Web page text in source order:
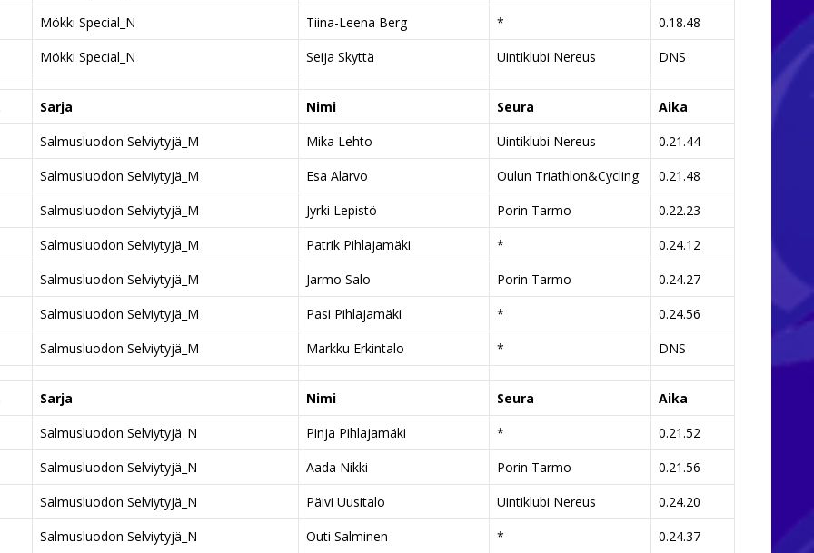
Mökki Special_N
Tiina-Leena Berg *
0.18.48
Mökki Special_N
Seija Skyttä Uintiklubi Nereus DNS
Sarja Nimi Seura
Aika
Salmusluodon Selviytyjä_M
Mika Lehto Uintiklubi Nereus
0.21.44
Salmusluodon Selviytyjä_M
Esa Alarvo Oulun Triathlon&Cycling
0.21.48
Salmusluodon Selviytyjä_M
Jyrki Lepistö Porin Tarmo
0.22.23
Salmusluodon Selviytyjä_M
Patrik Pihlajamäki *
0.24.12
Salmusluodon Selviytyjä_M
Jarmo Salo Porin Tarmo
0.24.27
Salmusluodon Selviytyjä_M
Pasi Pihlajamäki *
0.24.56
Salmusluodon Selviytyjä_M
Markku Erkintalo * DNS
Sarja Nimi Seura
Aika
Salmusluodon Selviytyjä_N
Pinja Pihlajamäki *
0.21.52
Salmusluodon Selviytyjä_N
Aada Nikki Porin Tarmo
0.21.56
Salmusluodon Selviytyjä_N
Päivi Uusitalo Uintiklubi Nereus
0.24.20
Salmusluodon Selviytyjä_N
Outi Salminen * 0.24.37